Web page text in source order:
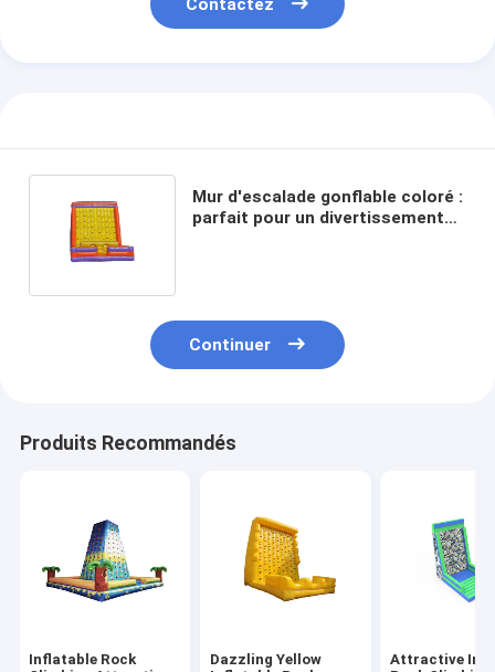
Contactez
Mur d'escalade gonflable coloré :
parfait pour un divertissement
Continuer
Produits Recommandés
Inflatable Rock
Dazzling Yellow
Attractive